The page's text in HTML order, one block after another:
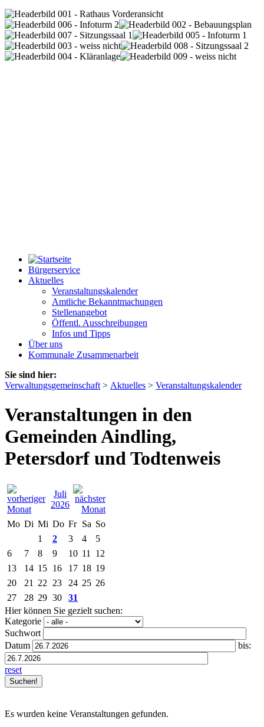
Bürgerservice
Aktuelles
Veranstaltungskalender
Amtliche Bekanntmachungen
Stellenangebot
Öffentl. Ausschreibungen
Infos und Tipps
Über uns
Kommunale Zusammenarbeit
Sie sind hier:
Verwaltungsgemeinschaft > Aktuelles > Veranstaltungskalender
Veranstaltungen in den
Gemeinden Aindling,
Petersdorf und Todtenweis
Juli
2026
Mo Di Mi Do Fr Sa So
1
2 3 4
5
6
7 8 9 10 11
12
13
14 15 16 17 18 19
20
21 22 23 24 25 26
27
28 29 30
31
Hier können Sie gezielt suchen:
Kategorie
Suchwort
Datum
bis:
reset
Es wurden keine Veranstaltungen gefunden.